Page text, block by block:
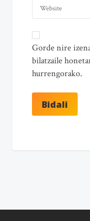
Gorde nire
bilatzaile
hurrengorako.